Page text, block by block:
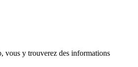
vous y trouverez des informations